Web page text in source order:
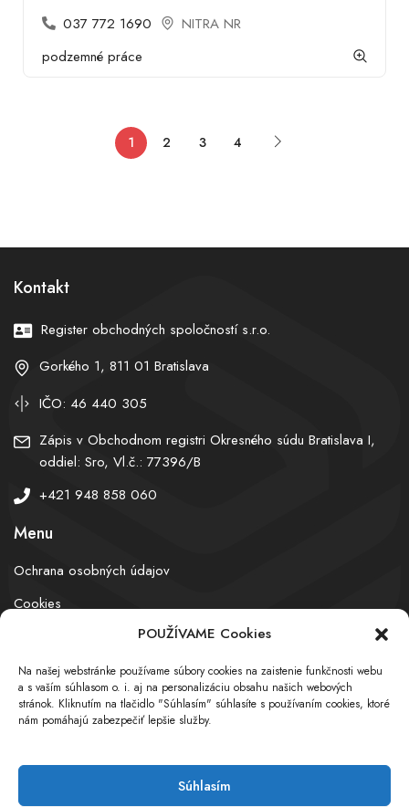
POUŽÍVAME Cookies
Na našej webstránke používame súbory cookies na zaistenie funkčnosti webu
a s vaším súhlasom o. i. aj na personalizáciu obsahu našich webových
stránok. Kliknutím na tlačidlo "Súhlasím" súhlasíte s používaním cookies, ktoré
nám pomáhajú zabezpečiť lepšie služby.
Súhlasím
037 772 1690
NITRA NR
podzemné práce
1 2 3 4
Kontakt
Register obchodných spoločností s.r.o.
Gorkého 1, 811 01 Bratislava
IČO: 46 440 305
Zápis v Obchodnom registri Okresného súdu Bratislava I,
oddiel: Sro, Vl.č.: 77396/B
+421 948 858 060
Menu
Ochrana osobných údajov
Cookies
© obchodnyregister.com – All rights reserved